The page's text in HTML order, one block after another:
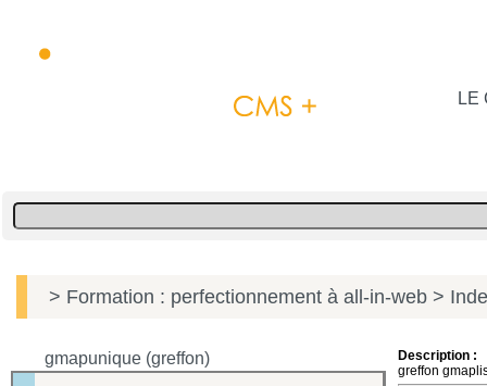
LE
> Formation : perfectionnement à all-in-web >
gmapunique (greffon)
Description :
greffon